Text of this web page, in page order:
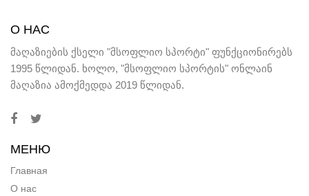
О НАС
მაღაზიების ქსელი "მსოფლიო სპორტი" ფუნქციონირებს
1995 წლიდან. ხოლო, "მსოფლიო სპორტის" ონლაინ
მაღაზია ამოქმედდა 2019 წლიდან.
МЕНЮ
Главная
О нас